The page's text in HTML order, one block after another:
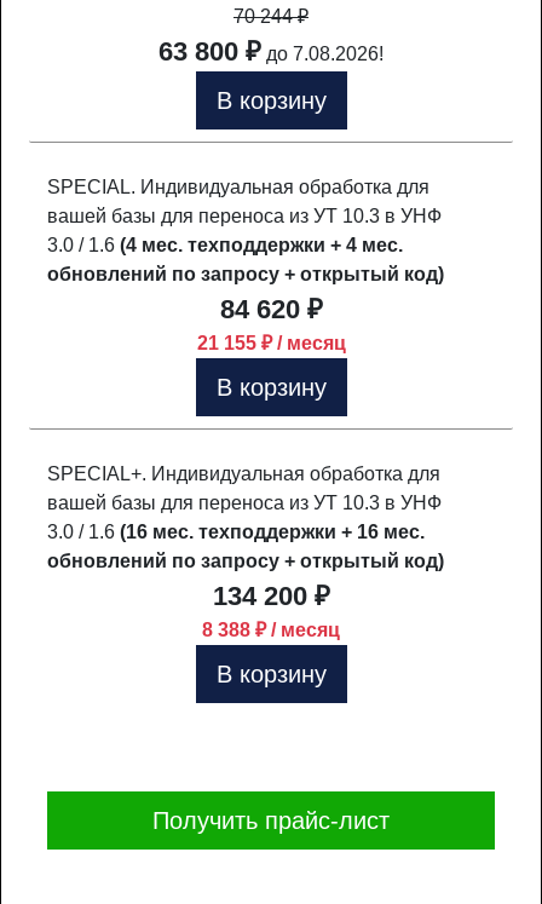
70 244₽
63 800 ₽ до 7.08.2026!
В корзину
SPECIAL. Индивидуальная обработка для
вашей базы для переноса из УТ 10.3 в УНФ
3.0 / 1.6 (4 мес. техподдержки + 4 мес.
обновлений по запросу + открытый код)
84 620 ₽
21 155 ₽ / месяц
В корзину
SPECIAL+. Индивидуальная обработка для
вашей базы для переноса из УТ 10.3 в УНФ
3.0 / 1.6 (16 мес. техподдержки + 16 мес.
обновлений по запросу + открытый код)
134 200 ₽
8 388 ₽ / месяц
В корзину
Получить прайс-лист